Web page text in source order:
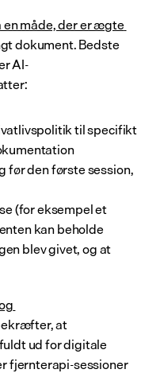
en måde, der er ægte
dokument. Bedste
AI-
til specifikt
før den første session,
(for eksempel et
kan beholde
blev givet, og at
at
ud for digitale
fjernterapi-sessioner